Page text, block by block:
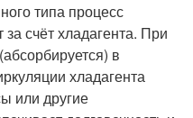
типа процесс
счёт хладагента. При
в
хладагента
или другие